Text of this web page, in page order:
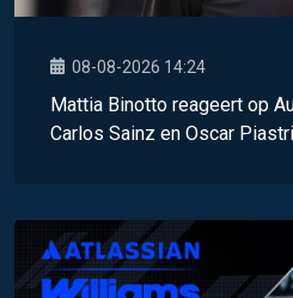
08-08-2026 14:24
Mattia Binotto reageert op
Carlos Sainz en Oscar Piastri